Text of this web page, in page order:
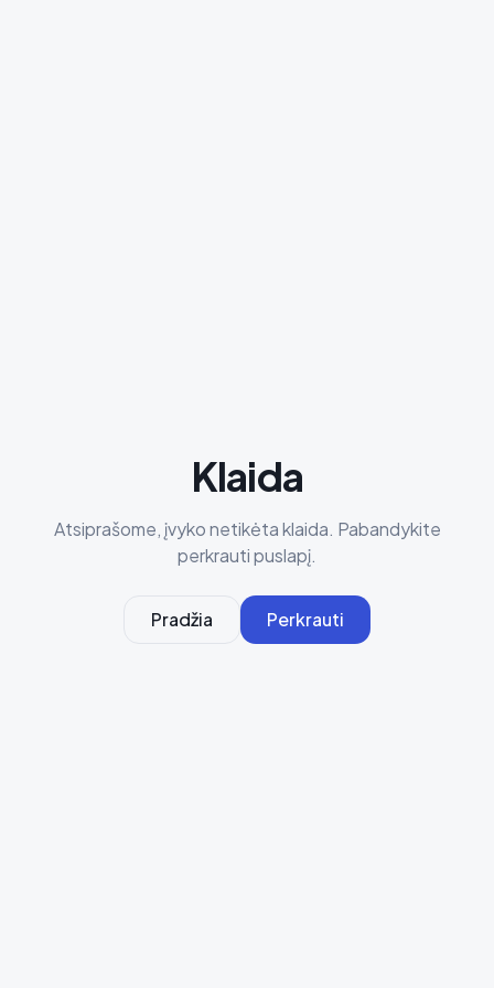
Klaida
Atsiprašome, įvyko netikėta klaida. Pabandykite
perkrauti puslapį.
Pradžia Perkrauti